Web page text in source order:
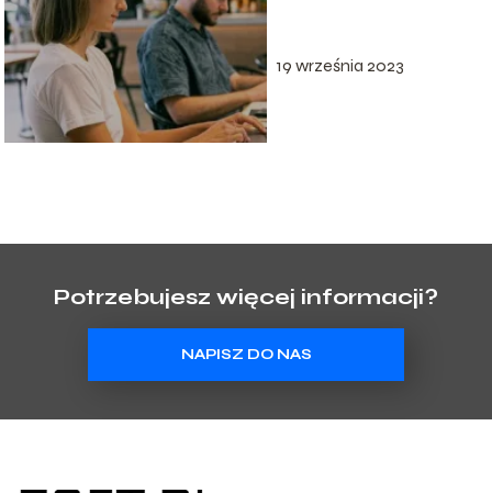
19 września 2023
Potrzebujesz więcej informacji?
NAPISZ DO NAS